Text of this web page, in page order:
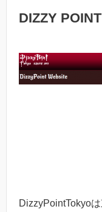
DIZZY POINT
DizzyPointTokyo